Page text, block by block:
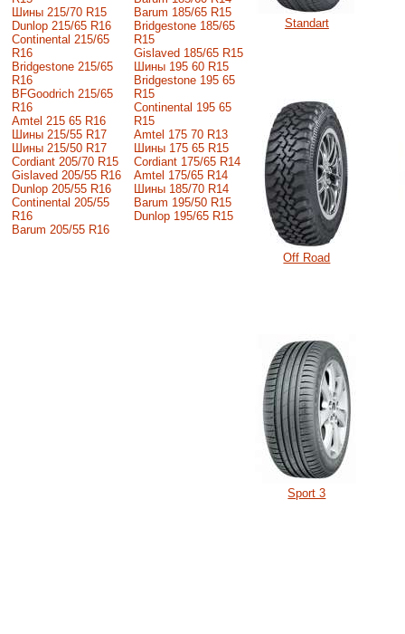
Шины 215/70 R15
Dunlop 215/65 R16
Continental 215/65
R16
Bridgestone 215/65
R16
BFGoodrich 215/65
R16
Amtel 215 65 R16
Шины 215/55 R17
Шины 215/50 R17
Сordiant 205/70 R15
Gislaved 205/55 R16
Dunlop 205/55 R16
Continental 205/55
R16
Barum 205/55 R16
Barum 185/65 R15
Bridgestone 185/65
R15
Gislaved 185/65 R15
Шины 195 60 R15
Bridgestone 195 65
R15
Continental 195 65
R15
Amtel 175 70 R13
Шины 175 65 R15
Cordiant 175/65 R14
Amtel 175/65 R14
Шины 185/70 R14
Barum 195/50 R15
Dunlop 195/65 R15
Standart
Off Road
Sport 3